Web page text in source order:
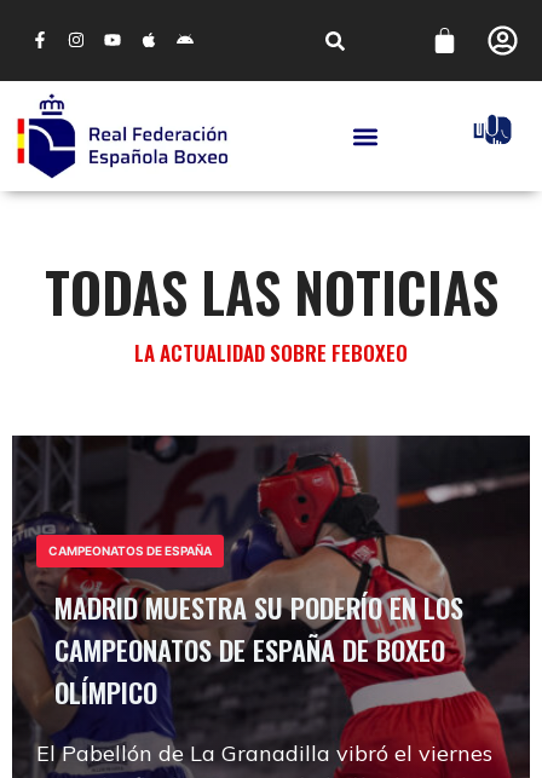
TODAS LAS NOTICIAS
LA ACTUALIDAD SOBRE FEBOXEO
MADRID MUESTRA SU PODERÍO EN LOS
CAMPEONATOS DE ESPAÑA DE BOXEO
OLÍMPICO
El Pabellón de La Granadilla vibró el viernes
con ocho finales y acogerá el sábado las doce
restantes La cuarta
CAMPEONATOS DE ESPAÑA
MADRID MUESTRA SU PODERÍO EN LOS
CAMPEONATOS DE ESPAÑA DE BOXEO
OLÍMPICO
El Pabellón de La Granadilla vibró el viernes
CAMPEONATOS DE ESPAÑA
MADRID MUESTRA SU PODERÍO EN LOS